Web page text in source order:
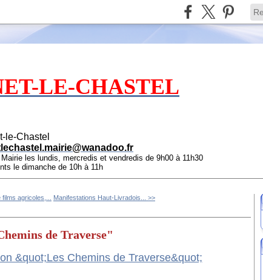
LE-CHASTEL
le-Chastel
les lundis, mercredis et vendredis de 9h00 à 11h30
le dimanche de 10h à 11h
agricoles,... Manifestations Haut-Livradois... >>
de Traverse"